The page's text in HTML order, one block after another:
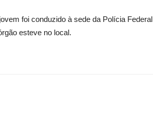
foi conduzido à sede da Polícia Federal
esteve no local.